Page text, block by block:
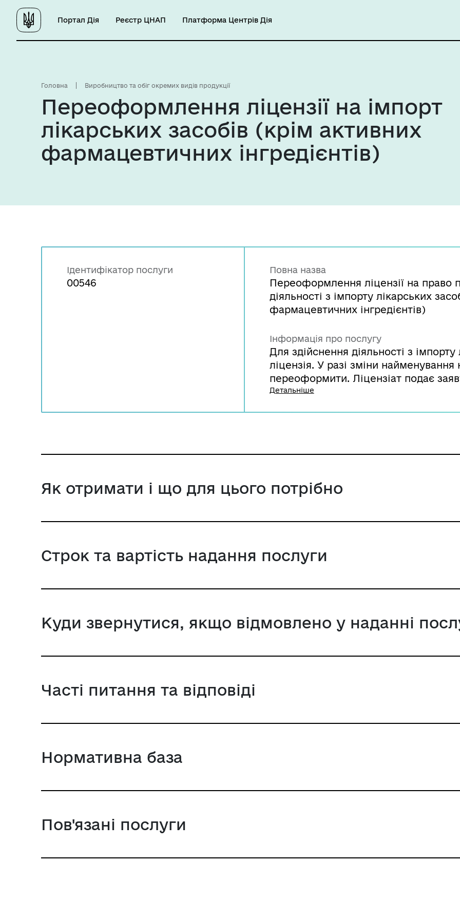
Портал Дія Реєстр ЦНАП Платформа Центрів Дія
Головна Виробництво та обіг окремих видів продукції
Переоформлення ліцензії на імпорт
лікарських засобів (крім активних
фармацевтичних інгредієнтів)
Ідентифікатор послуги
00546
Повна назва
Переоформлення ліцензії на право
діяльності з імпорту лікарських
фармацевтичних інгредієнтів)
Інформація про послугу
Для здійснення діяльності з імпорту
ліцензія. У разі зміни
переоформити. Ліцензіат подає
Держлікслужби, яка після розгляду
Детальніше
Як отримати і що для цього потрібно
Строк та вартість надання послуги
Куди звернутися, якщо відмовлено у наданні
Часті питання та відповіді
Нормативна база
Пов'язані послуги